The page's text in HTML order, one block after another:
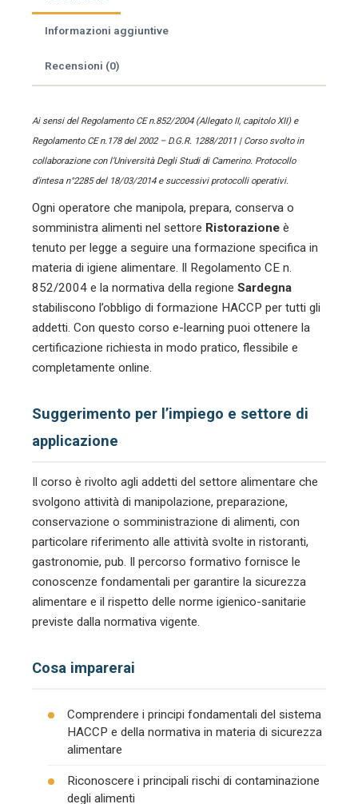
quantità
Informazioni aggiuntive
Recensioni (0)
Ai sensi del Regolamento CE n.852/2004 (Allegato II, capitolo XII) e
Regolamento CE n.178 del 2002 – D.G.R. 1288/2011 | Corso svolto in
collaborazione con l’Università Degli Studi di Camerino. Protocollo
d’intesa n°2285 del 18/03/2014 e successivi protocolli operativi.
Ogni operatore che manipola, prepara, conserva o
somministra alimenti nel settore Ristorazione è
tenuto per legge a seguire una formazione specifica in
materia di igiene alimentare. Il Regolamento CE n.
852/2004 e la normativa della regione Sardegna
stabiliscono l’obbligo di formazione HACCP per tutti gli
addetti. Con questo corso e-learning puoi ottenere la
certificazione richiesta in modo pratico, flessibile e
completamente online.
Suggerimento per l’impiego e settore di
applicazione
Il corso è rivolto agli addetti del settore alimentare che
svolgono attività di manipolazione, preparazione,
conservazione o somministrazione di alimenti, con
particolare riferimento alle attività svolte in ristoranti,
gastronomie, pub. Il percorso formativo fornisce le
conoscenze fondamentali per garantire la sicurezza
alimentare e il rispetto delle norme igienico-sanitarie
previste dalla normativa vigente.
Cosa imparerai
Comprendere i principi fondamentali del sistema
HACCP e della normativa in materia di sicurezza
alimentare
Riconoscere i principali rischi di contaminazione
degli alimenti